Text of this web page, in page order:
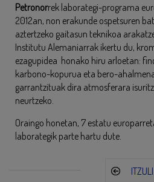
Petronorrek laborategi-programa
2012an, non erakunde ospetsuren
aztertzeko gaitasun teknikoa
Institutu Alemaniarrak ikertu du,
ezagupidea honako hiru arloetan:
karbono-kopurua eta bero-
garrantzituak dira atmosferara
neurtzeko.
Oraingo honetan, 7 estatu
laborategik parte hartu dute.
ITZULI